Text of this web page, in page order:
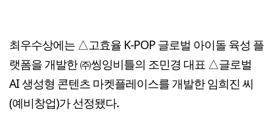
최우수상에는 △고효율 K-POP 글로벌 아이돌 육성 플
랫폼을 개발한 ㈜씽잉비틀의 조민경 대표 △글로벌
AI 생성형 콘텐츠 마켓플레이스를 개발한 임희진 씨
(예비창업)가 선정됐다.